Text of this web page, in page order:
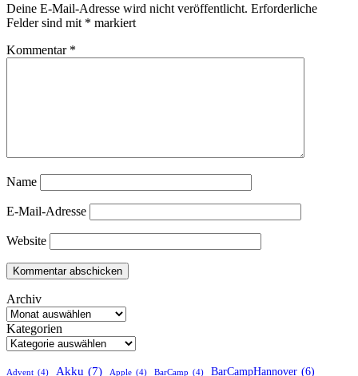
Deine E-Mail-Adresse wird nicht veröffentlicht. Erforderliche
Felder sind mit * markiert
Kommentar *
Name
E-Mail-Adresse
Website
Archiv
Kategorien
Advent (4) Akku (7) Apple (4) BarCamp (4) BarCampHannover (6)